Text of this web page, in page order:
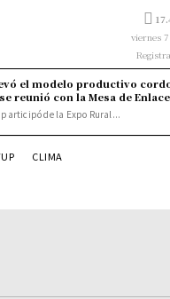
viernes
el modelo productivo
reunió con la Mesa de Enlace
participó de la Expo Rural...
CLIMA